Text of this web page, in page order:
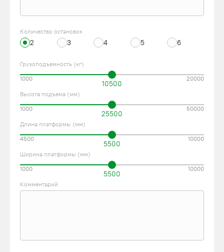
Количество остановок
2 3 4 5 6
Грузоподъемность (кг)
10500
1000 20000
Высота подъема (мм)
25500
1000 50000
Длина платформы (мм)
5500
4500 10000
Ширина платформы (мм)
5500
1000 10000
Комментарий